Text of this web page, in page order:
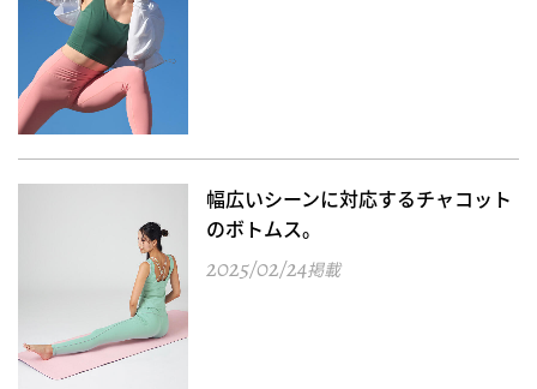
幅広いシーンに対応するチャコット
のボトムス。
2025/02/24掲載